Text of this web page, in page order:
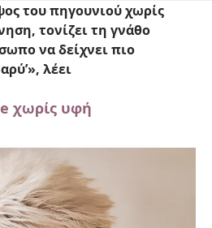
του πηγουνιού χωρίς
τονίζει τη γνάθο
να δείχνει πιο
λέει
χωρίς υφή